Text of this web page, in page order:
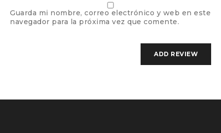
Guarda mi nombre, correo electrónico y web en este
navegador para la próxima vez que comente.